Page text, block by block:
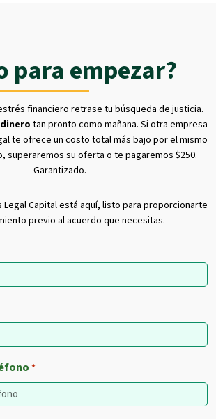
para empezar?
financiero retrase tu búsqueda de justicia.
tan pronto como mañana. Si otra empresa
te ofrece un costo total más bajo por el mismo
superaremos su oferta o te pagaremos $250.
Garantizado.
Legal Capital está aquí, listo para proporcionarte
previo al acuerdo que necesitas.
*